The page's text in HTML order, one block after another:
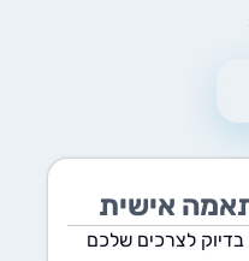
שלכם